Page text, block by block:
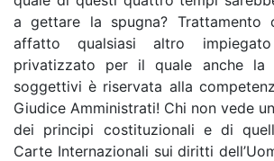
a gettare la spugna? Trattamento
affatto qualsiasi altro
privatizzato per il quale anche
soggettivi è riservata alla
Giudice Amministrati! Chi non vede
dei principi costituzionali e di
Carte Internazionali sui diritti